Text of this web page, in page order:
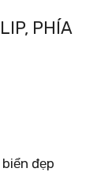
PHÍA
đẹp